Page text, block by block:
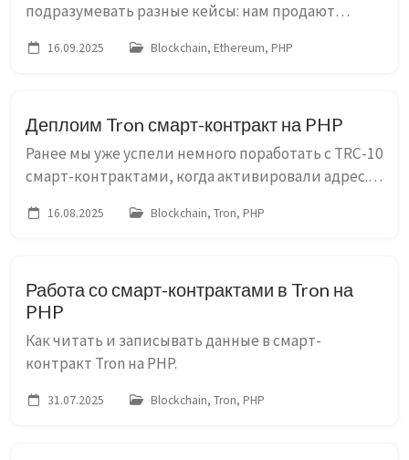
подразумевать разные кейсы: нам продают
другую крипту, мы принимаем крипто-платежи
16.09.2025 Blockchain, Ethereum, PHP
Деплоим Tron смарт-контракт на PHP
Ранее мы уже успели немного поработать с TRC-10
смарт-контрактами, когда активировали адрес.
попробуем повзаимодействовать с TRC-20 смарт-
16.08.2025 Blockchain, Tron, PHP
Работа со смарт-контрактами в Tron на
PHP
Как читать и записывать данные в смарт-
контракт Tron на PHP.
31.07.2025 Blockchain, Tron, PHP